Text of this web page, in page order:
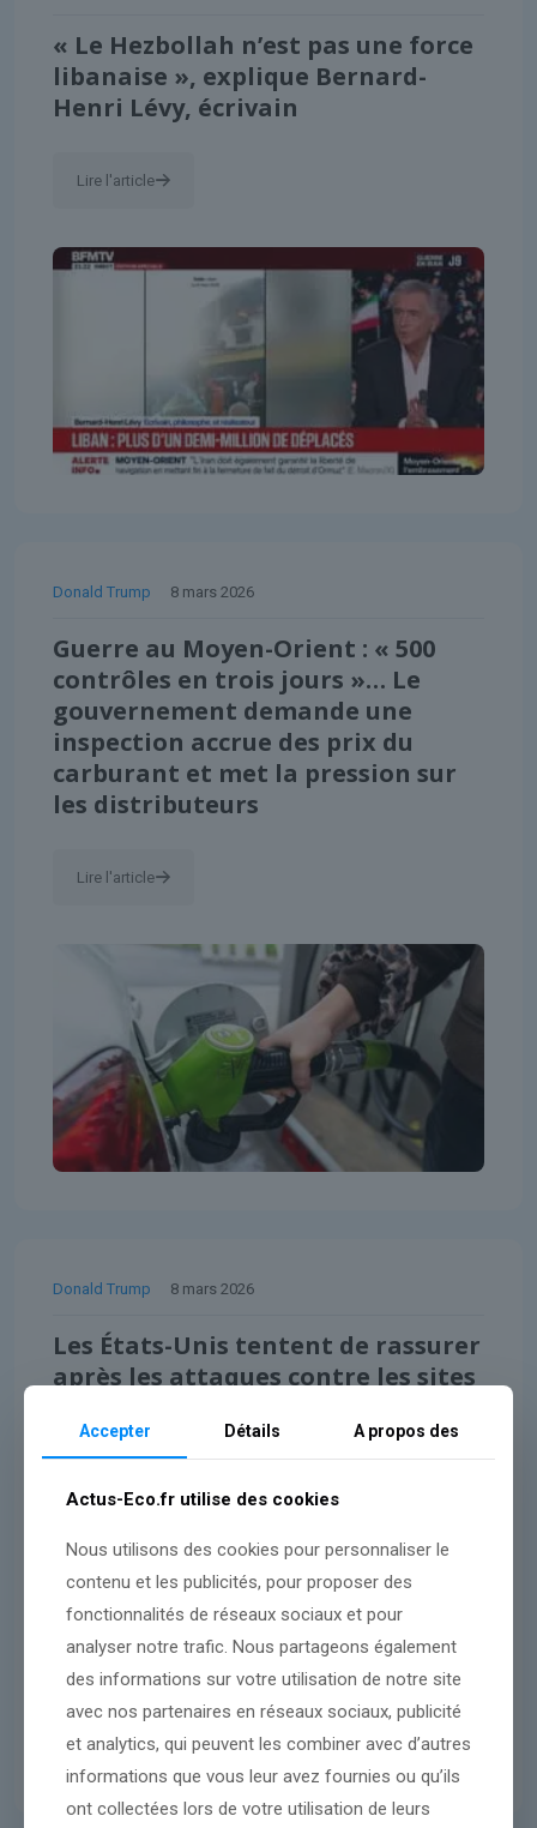
« Le Hezbollah n’est pas une force
libanaise », explique Bernard-
Henri Lévy, écrivain
Lire l'article
Donald Trump 8 mars 2026
Guerre au Moyen-Orient : « 500
contrôles en trois jours »… Le
gouvernement demande une
inspection accrue des prix du
carburant et met la pression sur
les distributeurs
Lire l'article
Donald Trump 8 mars 2026
Les États-Unis tentent de rassurer
après les attaques contre les sites
Accepter Détails A propos des
Actus-Eco.fr utilise des cookies
Nous utilisons des cookies pour personnaliser le
contenu et les publicités, pour proposer des
fonctionnalités de réseaux sociaux et pour
analyser notre trafic. Nous partageons également
des informations sur votre utilisation de notre site
avec nos partenaires en réseaux sociaux, publicité
et analytics, qui peuvent les combiner avec d’autres
informations que vous leur avez fournies ou qu’ils
ont collectées lors de votre utilisation de leurs